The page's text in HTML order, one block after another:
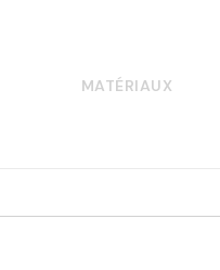
MATÉRIAUX